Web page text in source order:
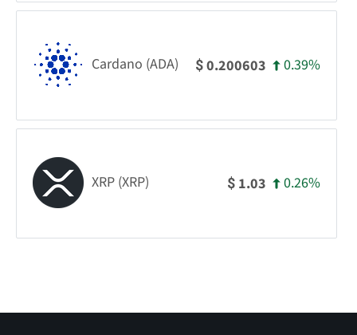
Cardano (ADA) $0.200603 0.39%
XRP (XRP) $ 1.03 0.26%